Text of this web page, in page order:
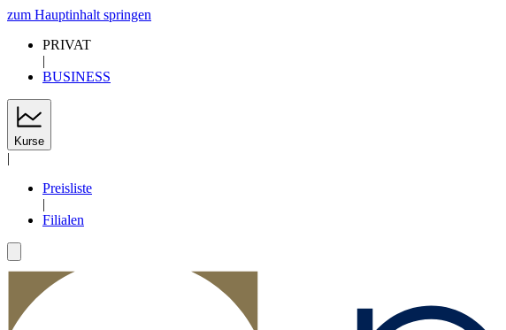
zum Hauptinhalt springen
PRIVAT
|
BUSINESS
Kurse
|
Preisliste
|
Filialen